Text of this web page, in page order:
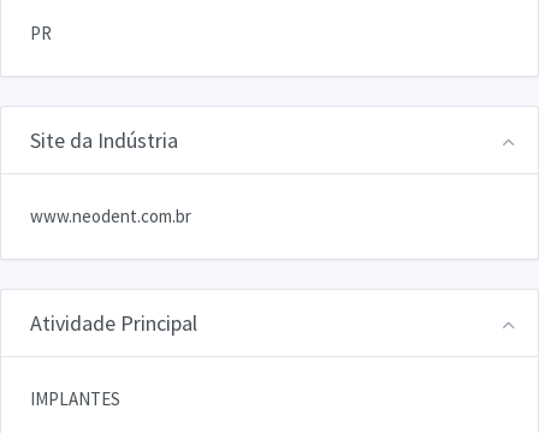
PR
Site da Indústria
www.neodent.com.br
Atividade Principal
IMPLANTES